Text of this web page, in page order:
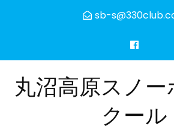
ン
sb-
丸沼高原スノー
クール